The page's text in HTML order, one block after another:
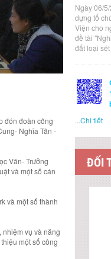
đón đoàn công
Nghĩa Tân -
Vân- Trưởng
và một số cán
và một số thành
vụ và năng
một số công
Ngày 06/
dựng tổ
Viện cho
đề tài
đất loại
...Chi tiết
ĐỐI